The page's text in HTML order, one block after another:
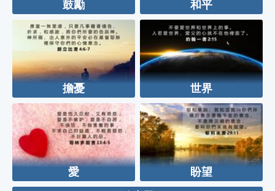
鼓勵 和平
擔憂 世界
愛 盼望